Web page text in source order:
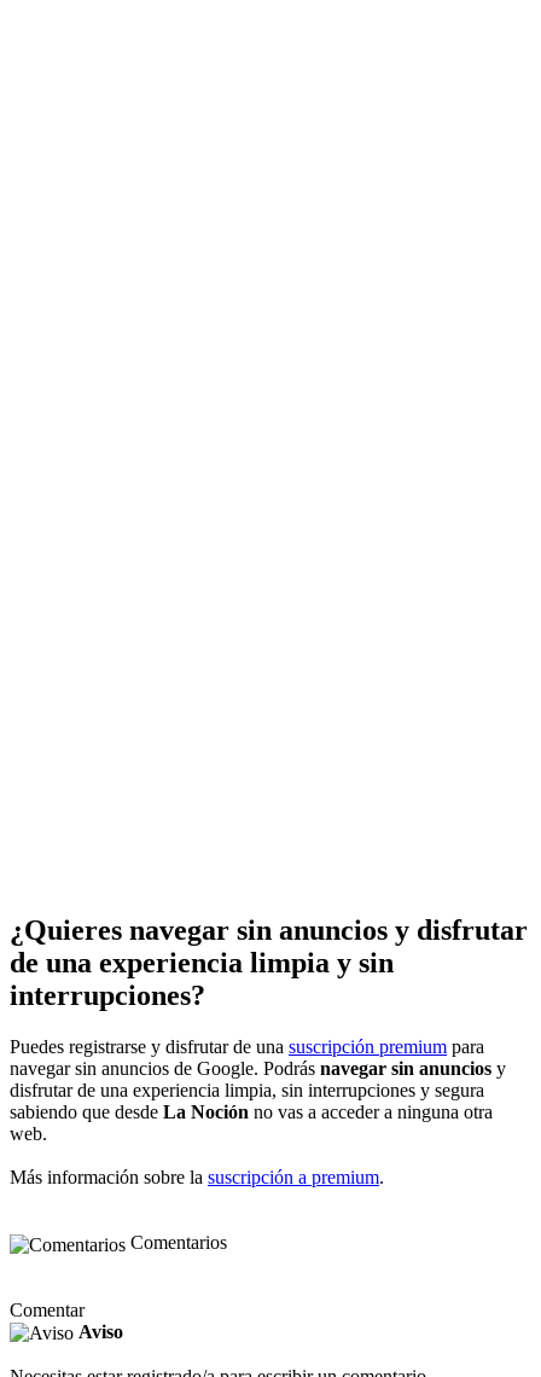
¿Quieres navegar sin anuncios y disfrutar
de una experiencia limpia y sin
interrupciones?
Puedes registrarse y disfrutar de una suscripción premium para
navegar sin anuncios de Google. Podrás navegar sin anuncios y
disfrutar de una experiencia limpia, sin interrupciones y segura
sabiendo que desde La Noción no vas a acceder a ninguna otra
web.
Más información sobre la suscripción a premium.
Comentarios
Comentar
Aviso